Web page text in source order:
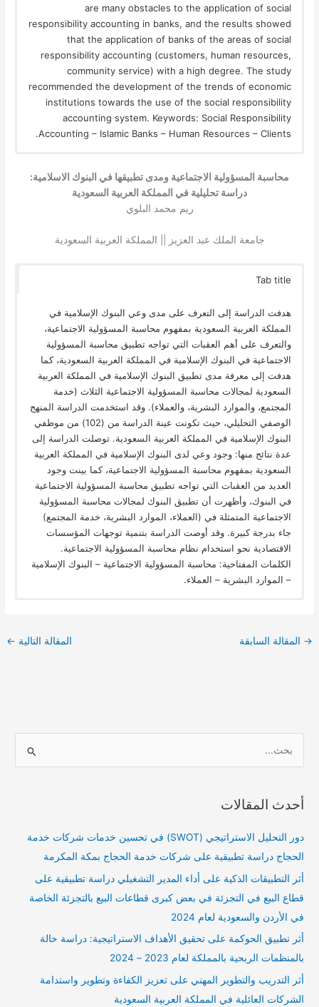
are many obstacles to the application of social
responsibility accounting in banks, and the results showed
that the application of banks of the areas of social
responsibility accounting (customers, human resources,
community service) with a high degree. The study
recommended the development of the trends of economic
institutions towards the use of the social responsibility
accounting system. Keywords: Social Responsibility
Accounting – Islamic Banks – Human Resources – Clients.
محاسبة المسؤولية الاجتماعية ومدى تطبيقها في البنوك الاسلامية:
دراسة تحليلية في المملكة العربية السعودية
ريم محمد البلوي
جامعة الملك عبد العزيز || المملكة العربية السعودية
Tab title
هدفت الدراسة إلى التعرف على مدى وعي البنوك الإسلامية في
المملكة العربية السعودية بمفهوم محاسبة المسؤولية الاجتماعية،
والتعرف على أهم العقبات التي تواجه تطبيق محاسبة المسؤولية
الاجتماعية في البنوك الإسلامية في المملكة العربية السعودية، كما
هدفت إلى معرفة مدى تطبيق البنوك الإسلامية في المملكة العربية
السعودية لمجالات محاسبة المسؤولية الاجتماعية الثلاث (خدمة
المجتمع، والموارد البشرية، والعملاء). وقد استخدمت الدراسة المنهج
الوصفي التحليلي، حيث تكونت عينة الدراسة من (102) من موظفي
البنوك الإسلامية في المملكة العربية السعودية. توصلت الدراسة إلى
عدة نتائج منها: وجود وعي لدى البنوك الإسلامية في المملكة العربية
السعودية بمفهوم محاسبة المسؤولية الاجتماعية، كما بينت وجود
العديد من العقبات التي تواجه تطبيق محاسبة المسؤولية الاجتماعية
في البنوك، وأظهرت أن تطبيق البنوك لمجالات محاسبة المسؤولية
الاجتماعية المتمثلة في (العملاء، الموارد البشرية، خدمة المجتمع)
جاء بدرجة كبيرة. وقد أوصت الدراسة بتنمية توجهات المؤسسات
الاقتصادية نحو استخدام نظام محاسبة المسؤولية الاجتماعية.
الكلمات المفتاحية: محاسبة المسؤولية الاجتماعية – البنوك الإسلامية
– الموارد البشرية – العملاء.
→ المقالة السابقة المقالة التالية ←
ح
أحدث المقالات
دور التحليل الاستراتيجي (SWOT) في تحسين خدمات شركات خدمة
الحجاج دراسة تطبيقية على شركات خدمة الحجاج بمكة المكرمة
أثر التطبيقات الذكية على أداء المدير التشغيلي دراسة تطبيقية على
قطاع البيع في التجزئة في بعض كبرى قطاعات البيع بالتجزئة الخاصة
في الأردن والسعودية لعام 2024
أثر تطبيق الحوكمة على تحقيق الأهداف الاستراتيجية: دراسة حالة
بالمنظمات الربحية بالمملكة لعام 2023 – 2024
أثر التدريب والتطوير المهني على تعزيز الكفاءة وتطوير واستدامة
الشركات العائلية في المملكة العربية السعودية